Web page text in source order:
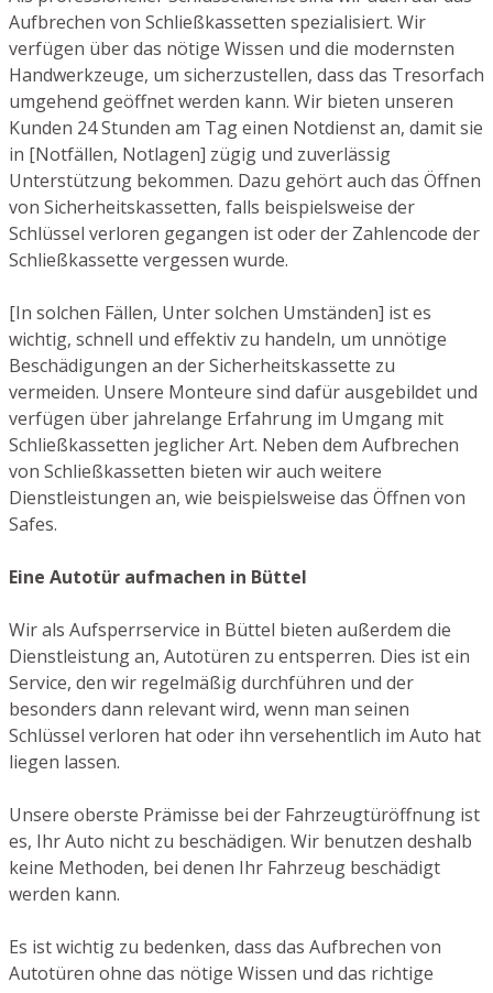
Aufbrechen von Schließkassetten spezialisiert. Wir
verfügen über das nötige Wissen und die modernsten
Handwerkzeuge, um sicherzustellen, dass das Tresorfach
umgehend geöffnet werden kann. Wir bieten unseren
Kunden 24 Stunden am Tag einen Notdienst an, damit sie
in [Notfällen, Notlagen] zügig und zuverlässig
Unterstützung bekommen. Dazu gehört auch das Öffnen
von Sicherheitskassetten, falls beispielsweise der
Schlüssel verloren gegangen ist oder der Zahlencode der
Schließkassette vergessen wurde.
[In solchen Fällen, Unter solchen Umständen] ist es
wichtig, schnell und effektiv zu handeln, um unnötige
Beschädigungen an der Sicherheitskassette zu
vermeiden. Unsere Monteure sind dafür ausgebildet und
verfügen über jahrelange Erfahrung im Umgang mit
Schließkassetten jeglicher Art. Neben dem Aufbrechen
von Schließkassetten bieten wir auch weitere
Dienstleistungen an, wie beispielsweise das Öffnen von
Safes.
Eine Autotür aufmachen in Büttel
Wir als Aufsperrservice in Büttel bieten außerdem die
Dienstleistung an, Autotüren zu entsperren. Dies ist ein
Service, den wir regelmäßig durchführen und der
besonders dann relevant wird, wenn man seinen
Schlüssel verloren hat oder ihn versehentlich im Auto hat
liegen lassen.
Unsere oberste Prämisse bei der Fahrzeugtüröffnung ist
es, Ihr Auto nicht zu beschädigen. Wir benutzen deshalb
keine Methoden, bei denen Ihr Fahrzeug beschädigt
werden kann.
Es ist wichtig zu bedenken, dass das Aufbrechen von
Autotüren ohne das nötige Wissen und das richtige